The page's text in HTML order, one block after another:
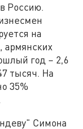
Россию.
на
армянских
год – 2,6
тысяч. На
35%
Симона